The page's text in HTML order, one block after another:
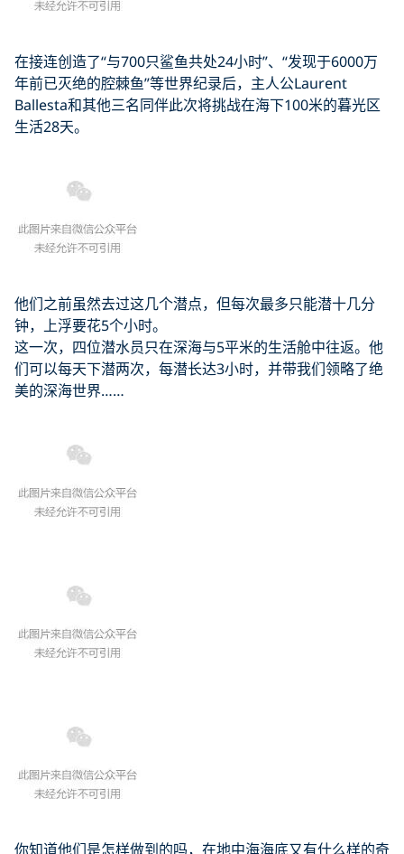
在接连创造了“与700只鲨鱼共处24小时”、“发现于6000万
年前已灭绝的腔棘鱼”等世界纪录后，主人公Laurent
Ballesta和其他三名同伴此次将挑战在海下100米的暮光区
生活28天。
他们之前虽然去过这几个潜点，但每次最多只能潜十几分
钟，上浮要花5个小时。
这一次，四位潜水员只在深海与5平米的生活舱中往返。他
们可以每天下潜两次，每潜长达3小时，并带我们领略了绝
美的深海世界……
你知道他们是怎样做到的吗，在地中海海底又有什么样的奇